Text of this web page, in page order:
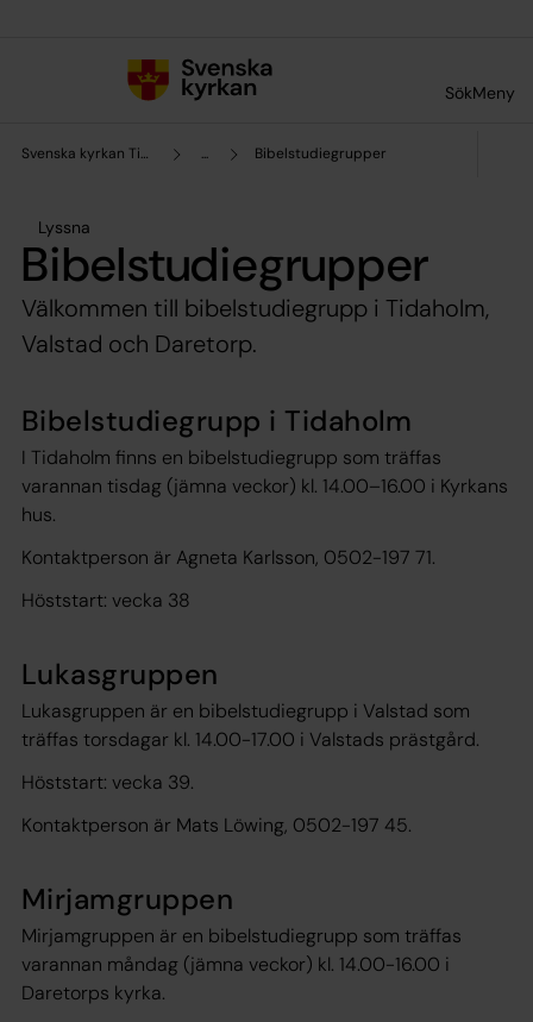
SökMeny
Svenska kyrkan Tidaholm ... Bibelstudiegrupper
Lyssna
Bibelstudiegrupper
Välkommen till bibelstudiegrupp i Tidaholm,
Valstad och Daretorp.
Bibelstudiegrupp i Tidaholm
I Tidaholm finns en bibelstudiegrupp som träffas
varannan tisdag (jämna veckor) kl. 14.00–16.00 i Kyrkans
hus.
Kontaktperson är Agneta Karlsson, 0502-197 71.
Höststart: vecka 38
Lukasgruppen
Lukasgruppen är en bibelstudiegrupp i Valstad som
träffas torsdagar kl. 14.00-17.00 i Valstads prästgård.
Höststart: vecka 39.
Kontaktperson är Mats Löwing, 0502-197 45.
Mirjamgruppen
Mirjamgruppen är en bibelstudiegrupp som träffas
varannan måndag (jämna veckor) kl. 14.00-16.00 i
Daretorps kyrka.